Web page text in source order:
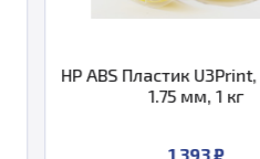
U3Print, желтый,